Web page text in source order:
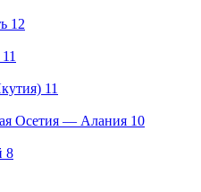
12
11
11
Осетия — Алания 10
8